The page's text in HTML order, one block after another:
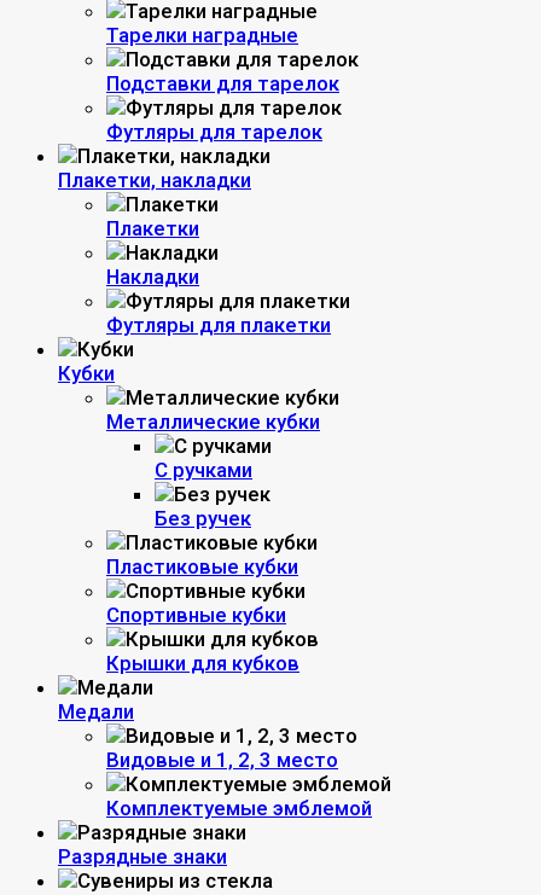
Тарелки наградные
Подставки для тарелок
Футляры для тарелок
Плакетки, накладки
Плакетки
Накладки
Футляры для плакетки
Кубки
Металлические кубки
С ручками
Без ручек
Пластиковые кубки
Спортивные кубки
Крышки для кубков
Медали
Видовые и 1, 2, 3 место
Комплектуемые эмблемой
Разрядные знаки